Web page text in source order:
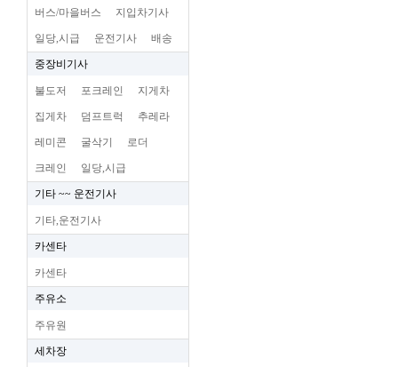
버스/마을버스 지입차기사
일당,시급 운전기사 배송
중장비기사
불도저 포크레인 지게차
집게차 덤프트럭 추레라
레미콘 굴삭기 로더
크레인 일당,시급
기타 ~~ 운전기사
기타,운전기사
카센타
카센타
주유소
주유원
세차장